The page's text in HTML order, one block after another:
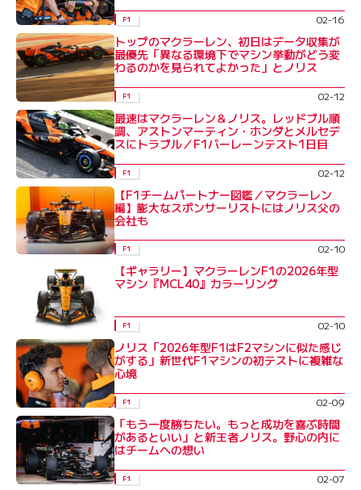
F1 02-16
トップのマクラーレン、初日はデータ収集が
最優先「異なる環境下でマシン挙動がどう変
わるのかを見られてよかった」とノリス
F1 02-12
最速はマクラーレン＆ノリス。レッドブル順
調、アストンマーティン・ホンダとメルセデ
スにトラブル／F1バーレーンテスト1日目
F1 02-12
【F1チームパートナー図鑑／マクラーレン
編】膨大なスポンサーリストにはノリス父の
会社も
F1 02-10
【ギャラリー】マクラーレンF1の2026年型
マシン『MCL40』カラーリング
F1 02-10
ノリス「2026年型F1はF2マシンに似た感じ
がする」新世代F1マシンの初テストに複雑な
心境
F1 02-09
「もう一度勝ちたい。もっと成功を喜ぶ時間
があるといい」と新王者ノリス。野心の内に
はチームへの想い
F1 02-07